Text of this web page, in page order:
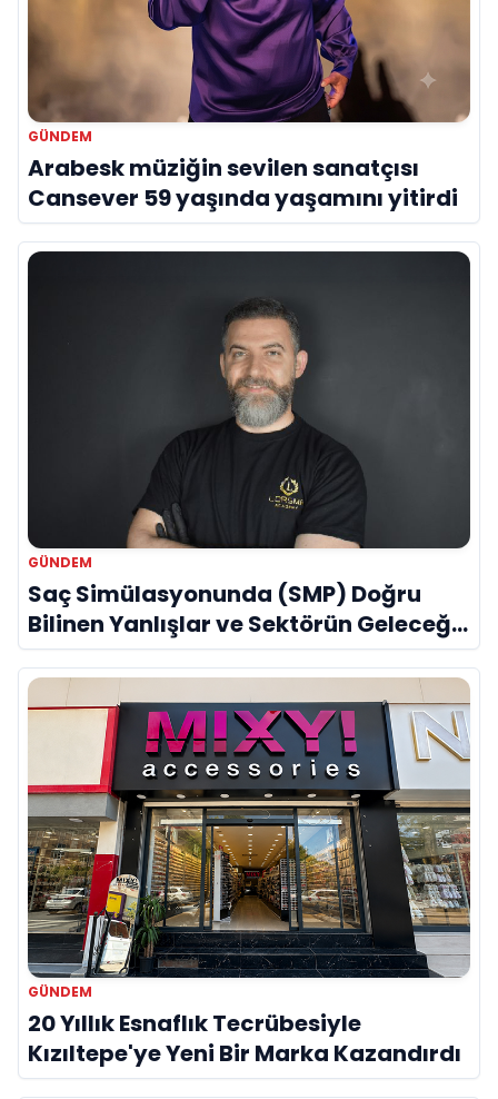
GÜNDEM
Arabesk müziğin sevilen sanatçısı
Cansever 59 yaşında yaşamını yitirdi
GÜNDEM
Saç Simülasyonunda (SMP) Doğru
Bilinen Yanlışlar ve Sektörün Geleceği:
Onur Akdeniz ile Özel Röportaj
GÜNDEM
20 Yıllık Esnaflık Tecrübesiyle
Kızıltepe'ye Yeni Bir Marka Kazandırdı